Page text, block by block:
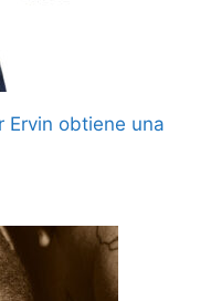
Ervin obtiene una